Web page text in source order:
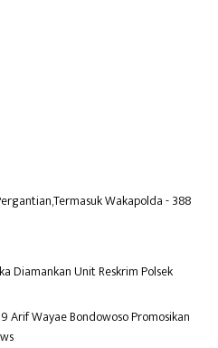
Wakapolda- 388
Diamankan Unit Reskrim Polsek
Arif Wayae Bondowoso Promosikan